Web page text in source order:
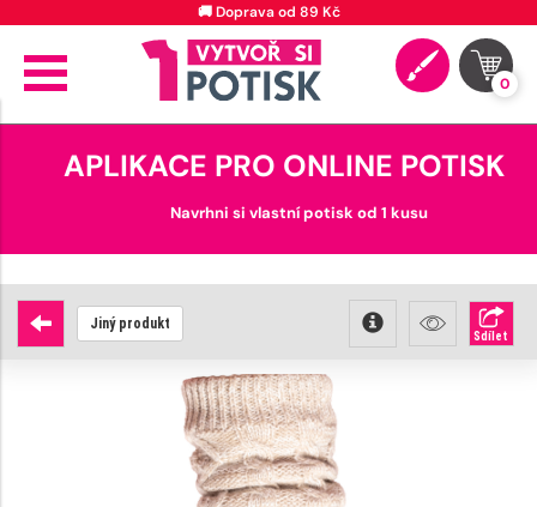
0
APLIKACE PRO ONLINE POTISK
Navrhni si vlastní potisk od 1 kusu